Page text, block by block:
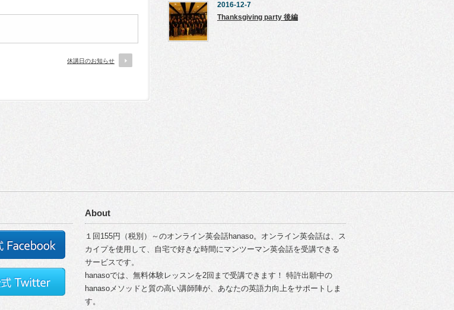
休講日のお知らせ
2016-12-7
Thanksgiving party 後編
About
１回155円（税別）～のオンライン英会話hanaso。オンライン英会話は、ス
カイプを使用して、自宅で好きな時間にマンツーマン英会話を受講できる
サービスです。
hanasoでは、無料体験レッスンを2回まで受講できます！ 特許出願中の
hanasoメソッドと質の高い講師陣が、あなたの英語力向上をサポートしま
す。